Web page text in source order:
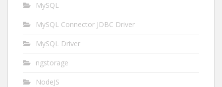
MySQL
MySQL Connector JDBC Driver
MySQL Driver
ngstorage
NodeJS